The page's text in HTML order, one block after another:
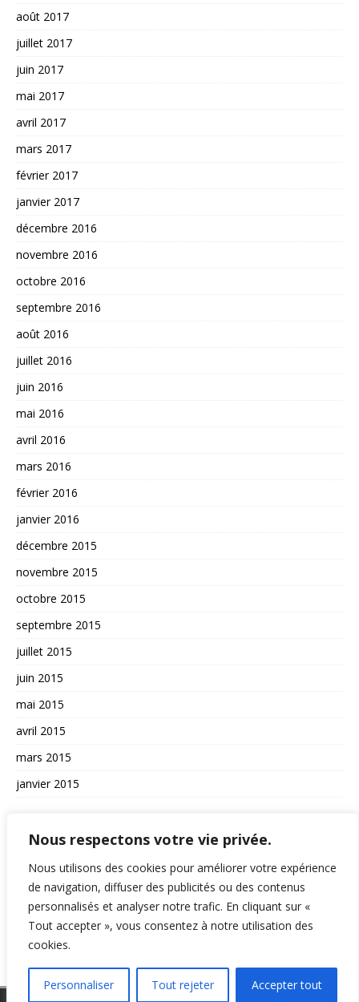
Nous respectons votre vie privée.
Nous utilisons des cookies pour améliorer votre expérience
de navigation, diffuser des publicités ou des contenus
personnalisés et analyser notre trafic. En cliquant sur «
Tout accepter », vous consentez à notre utilisation des
cookies.
Personnaliser Tout rejeter Accepter tout
août 2017
juillet 2017
juin 2017
mai 2017
avril 2017
mars 2017
février 2017
janvier 2017
décembre 2016
novembre 2016
octobre 2016
septembre 2016
août 2016
juillet 2016
juin 2016
mai 2016
avril 2016
mars 2016
février 2016
janvier 2016
décembre 2015
novembre 2015
octobre 2015
septembre 2015
juillet 2015
juin 2015
mai 2015
avril 2015
mars 2015
janvier 2015
La vie du site
A propos et contact
Politique de confidentialité
RSS